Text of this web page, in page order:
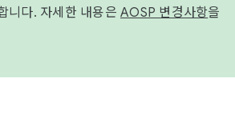
니다. 자세한 내용은 AOSP 변경사항을